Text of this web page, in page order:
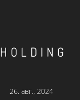
26. авг., 2024